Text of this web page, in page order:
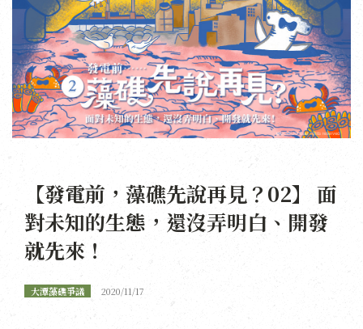
【發電前，藻礁先說再見？02】 面
對未知的生態，還沒弄明白、開發
就先來！
大潭藻礁爭議 2020/11/17